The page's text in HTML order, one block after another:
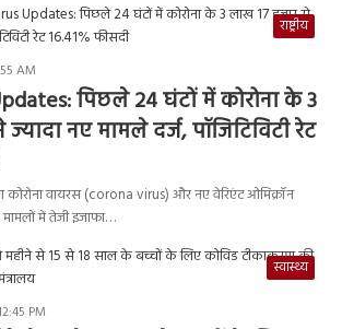
राष्ट्रीय
AM
पिछले 24 घंटों में कोरोना के 3
नए मामले दर्ज, पॉजिटिविटी रेट
कोरोना वायरस (corona virus) और नए वेरिएंट ओमिक्रॉन
में तेजी इजाफा…
स्वास्थ्य
PM